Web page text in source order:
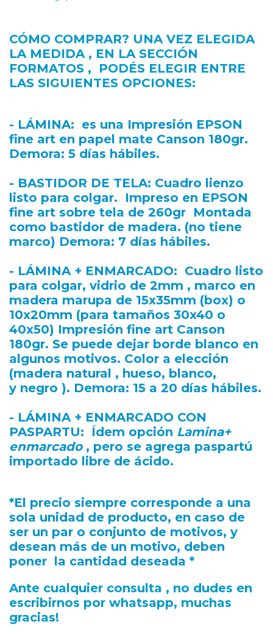
CÓMO COMPRAR? UNA VEZ ELEGIDA
LA MEDIDA , EN LA SECCIÓN
FORMATOS , PODÉS ELEGIR ENTRE
LAS SIGUIENTES OPCIONES:
- LÁMINA: es una Impresión EPSON
fine art en papel mate Canson 180gr.
Demora: 5 días hábiles.
- BASTIDOR DE TELA: Cuadro lienzo
listo para colgar. Impreso en EPSON
fine art sobre tela de 260gr Montada
como bastidor de madera. (no tiene
marco) Demora: 7 días hábiles.
- LÁMINA + ENMARCADO: Cuadro listo
para colgar, vidrio de 2mm , marco en
madera marupa de 15x35mm (box) o
10x20mm (para tamaños 30x40 o
40x50) Impresión fine art Canson
180gr. Se puede dejar borde blanco en
algunos motivos. Color a elección
(madera natural , hueso, blanco,
y negro ). Demora: 15 a 20 días hábiles.
- LÁMINA + ENMARCADO CON
PASPARTU: Ídem opción Lamina+
enmarcado, pero se agrega paspartú
importado libre de ácido.
*El precio siempre corresponde a una
sola unidad de producto, en caso de
ser un par o conjunto de motivos, y
desean más de un motivo, deben
poner la cantidad deseada *
Ante cualquier consulta , no dudes en
escribirnos por whatsapp, muchas
gracias!